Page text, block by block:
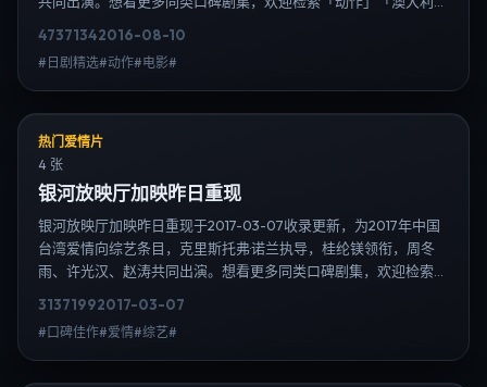
息，延伸检索日韩电视剧、韩剧全集、日剧高清等长尾词。
47371342016-08-10
#日剧精选#动作#电影#
热门爱情片
4 张
银河放映厅加映昨日重现
银河放映厅加映昨日重现于2017-03-07收录更新，为2017年中国
台湾爱情向综艺条目，克里斯托弗·诺兰执导，桂纶镁领衔，周冬
雨、许光汉、赵涛共同出演。想看更多同类口碑剧集，欢迎检索
作品与高清连载信息，延伸检索日韩电视剧、韩剧全集、日剧高清
等长尾词。
31371992017-03-07
#口碑佳作#爱情#综艺#